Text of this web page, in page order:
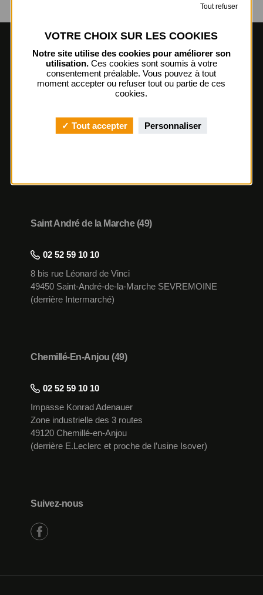
Saint André de la Marche (49)
02 52 59 10 10
8 bis rue Léonard de Vinci
49450 Saint-André-de-la-Marche SEVREMOINE
(derrière Intermarché)
Chemillé-En-Anjou (49)
02 52 59 10 10
Impasse Konrad Adenauer
Zone industrielle des 3 routes
49120 Chemillé-en-Anjou
(derrière E.Leclerc et proche de l’usine Isover)
Suivez-nous
Notre site utilise des cookies pour améliorer son
utilisation.Ces cookies sont soumis à votre
consentement préalable. Vous pouvez à tout
moment accepter ou refuser tout ou partie de ces
cookies.
Tout accepter
Tout refuser
Personnaliser